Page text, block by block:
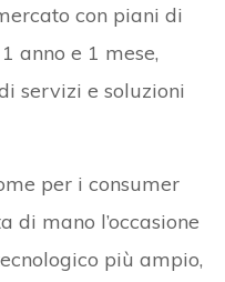
con piani di
anno e 1 mese,
servizi e soluzioni
per i consumer
di mano l’occasione
più ampio,